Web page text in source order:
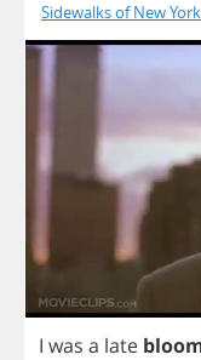
Sidewalks of New
I was a late